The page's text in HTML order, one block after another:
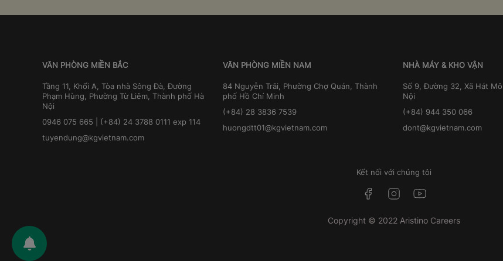
VĂN PHÒNG MIỀN BẮC
Tầng 11, Khối A, Tòa nhà Sông Đà, Đường
Phạm Hùng, Phường Từ Liêm, Thành phố Hà
Nội
0946 075 665 | (+84) 24 3788 0111 exp 114
tuyendung@kgvietnam.com
VĂN PHÒNG MIỀN NAM
84 Nguyễn Trãi, Phường Chợ Quán, Thành
phố Hồ Chí Minh
(+84) 28 3836 7539
huongdtt01@kgvietnam.com
NHÀ MÁY & KHO VẬN
Số 9, Đường 32, Xã Hát
Nội
(+84) 944 350 066
dont@kgvietnam.com
Kết nối với chúng tôi
Copyright © 2022 Aristino Careers